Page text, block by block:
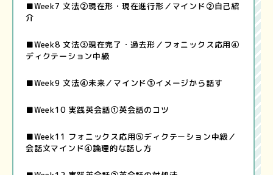
■Week7 文法②現在形・現在進行形／マインド②自己紹
介
■Week8 文法③現在完了・過去形／フォニックス応用④
ディクテーション中級
■Week9 文法④未来／マインド③イメージから話す
■Week10 実践英会話①英会話のコツ
■Week11 フォニックス応用⑤ディクテーション中級／
会話文マインド④論理的な話し方